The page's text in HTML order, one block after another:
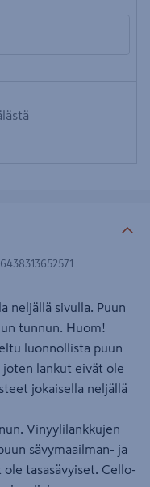
6438313652571
neljällä sivulla. Puun
tunnun. Huom!
luonnollista puun
joten lankut eivät ole
jokaisella neljällä
Vinyylilankkujen
sävymaailman- ja
tasasävyiset. Cello-